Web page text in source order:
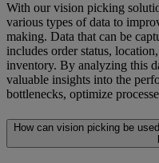
With our vision picking
various types of data to
making. Data that can be
includes order status,
inventory. By analyzing this
valuable insights into the
bottlenecks, optimize
How can vision picking be